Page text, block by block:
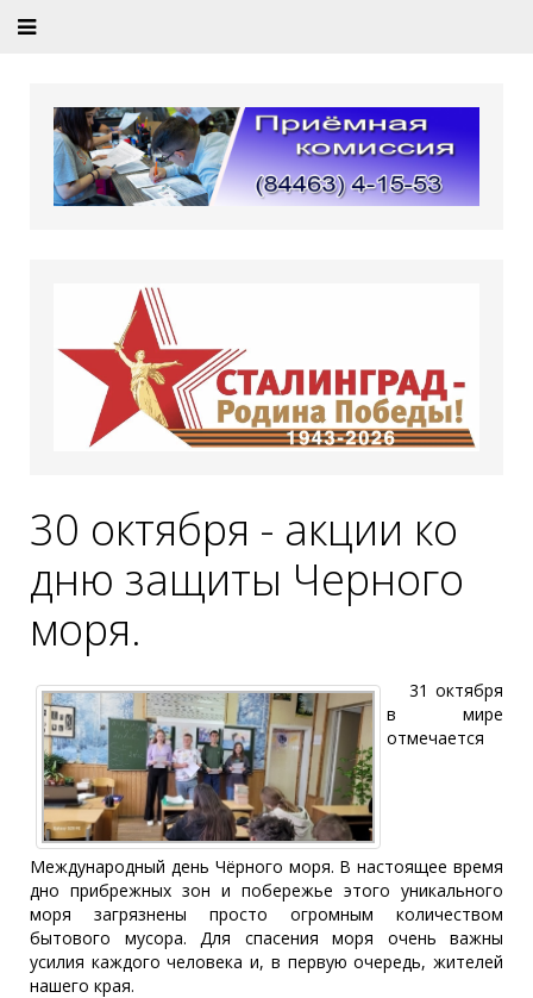
30 октября - акции ко
дню защиты Черного
моря.
31 октября
в мире
отмечается
Международный день Чёрного моря. В настоящее время
дно прибрежных зон и побережье этого уникального
моря загрязнены просто огромным количеством
бытового мусора. Для спасения моря очень важны
усилия каждого человека и, в первую очередь, жителей
нашего края.